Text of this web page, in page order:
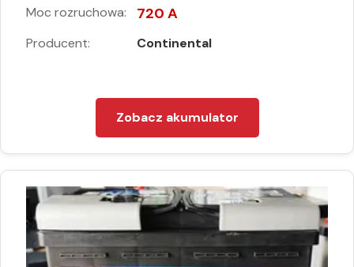
Moc rozruchowa: 720 A
Producent: Continental
Zobacz akumulator